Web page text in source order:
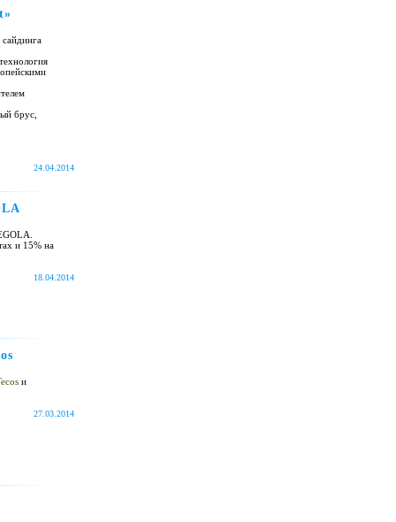
сайдинга
брус,
24.04.2014
и 15% на
18.04.2014
и
27.03.2014